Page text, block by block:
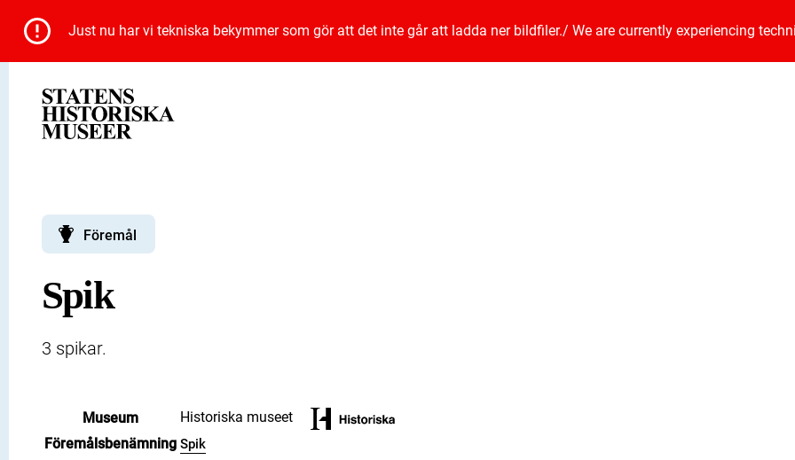
Just nu har vi tekniska bekymmer som gör att det inte går att ladda ner bildfiler./ We are currently experiencing
Föremål
Spik
3 spikar.
Museum
Historiska museet
Föremålsbenämning Spik